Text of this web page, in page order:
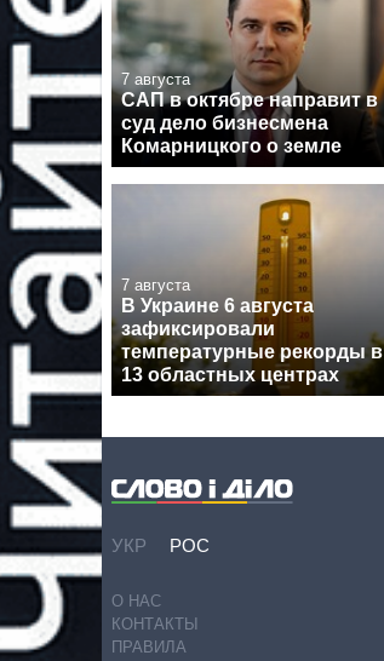
7 августа
САП в октябре направит в
суд дело бизнесмена
Комарницкого о земле
7 августа
В Украине 6 августа
зафиксировали
температурные рекорды в
13 областных центрах
УКР РОС
О НАС
КОНТАКТЫ
ПРАВИЛА